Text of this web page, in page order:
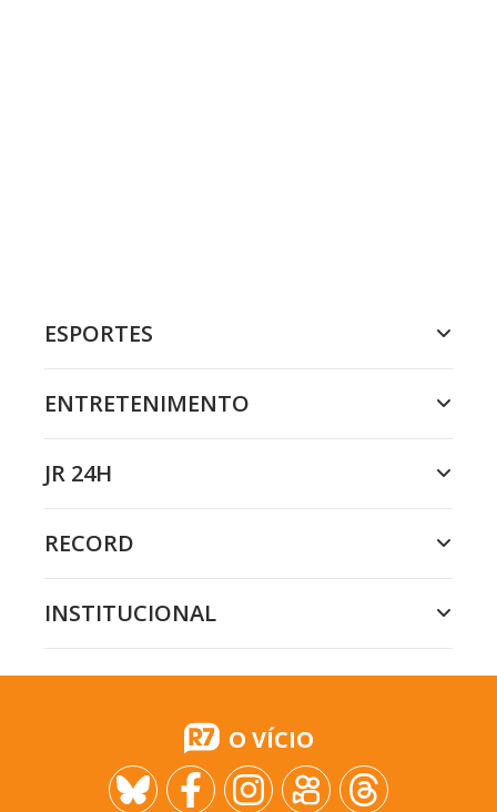
ESPORTES
ENTRETENIMENTO
JR 24H
RECORD
INSTITUCIONAL
O VÍCIO